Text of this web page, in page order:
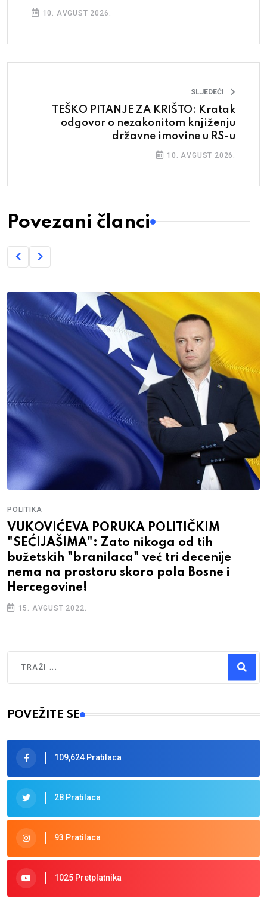
10. AVGUST 2026.
SLJEDEĆI
TEŠKO PITANJE ZA KRIŠTO: Kratak
odgovor o nezakonitom knjiženju
državne imovine u RS-u
10. AVGUST 2026.
Povezani članci
POLITIKA
VUKOVIĆEVA PORUKA POLITIČKIM
"SEĆIJAŠIMA": Zato nikoga od tih
bužetskih "branilaca" već tri decenije
nema na prostoru skoro pola Bosne i
Hercegovine!
15. AVGUST 2022.
Type 2 or more characters for results.
POVEŽITE SE
109,624 Pratilaca
28 Pratilaca
93 Pratilaca
1025 Pretplatnika